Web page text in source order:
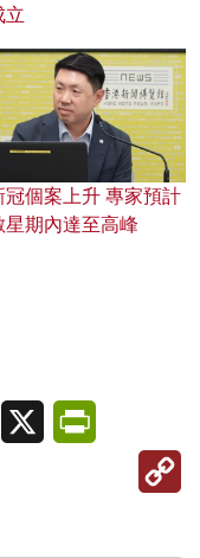
立
冠個案上升 專家預計
星期內達至高峰
Line X